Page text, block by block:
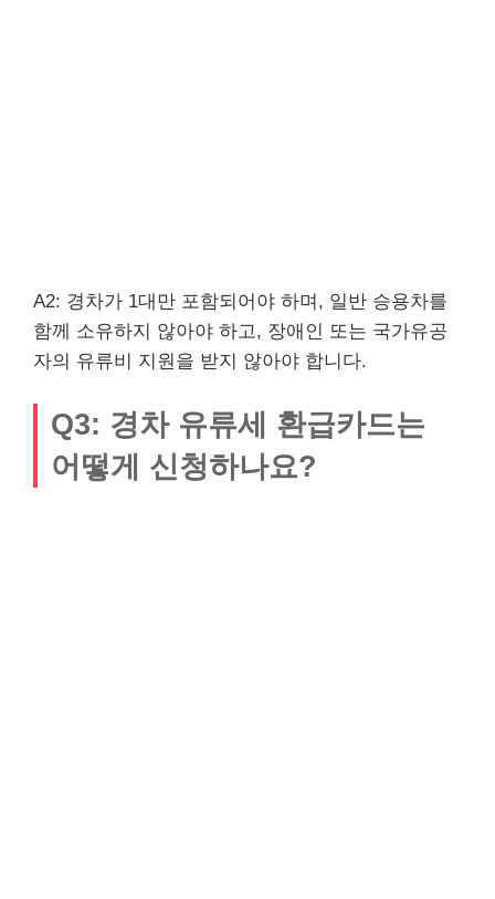
A2: 경차가 1대만 포함되어야 하며, 일반 승용차를
함께 소유하지 않아야 하고, 장애인 또는 국가유공
자의 유류비 지원을 받지 않아야 합니다.
Q3: 경차 유류세 환급카드는
어떻게 신청하나요?